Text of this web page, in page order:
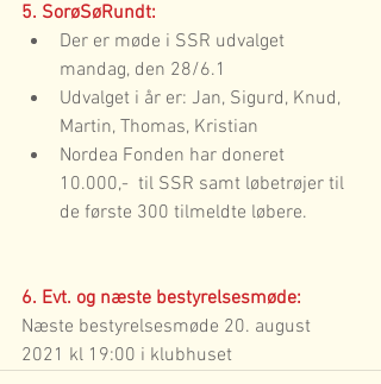
5. SorøSøRundt:
Der er møde i SSR udvalget
mandag, den 28/6.1
Udvalget i år er: Jan, Sigurd, Knud,
Martin, Thomas, Kristian
Nordea Fonden har doneret
10.000,-  til SSR samt løbetrøjer til
de første 300 tilmeldte løbere.
6. Evt. og næste bestyrelsesmøde:
Næste bestyrelsesmøde 20. august
2021 kl 19:00 i klubhuset